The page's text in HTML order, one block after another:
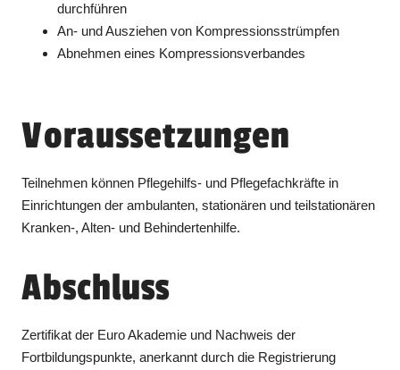
durchführen
An- und Ausziehen von Kompressionsstrümpfen
Abnehmen eines Kompressionsverbandes
Voraussetzungen
Teilnehmen können Pflegehilfs- und Pflegefachkräfte in
Einrichtungen der ambulanten, stationären und teilstationären
Kranken-, Alten- und Behindertenhilfe.
Abschluss
Zertifikat der Euro Akademie und Nachweis der
Fortbildungspunkte, anerkannt durch die Registrierung